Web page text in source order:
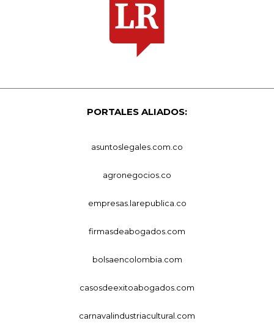
PORTALES ALIADOS:
asuntoslegales.com.co
agronegocios.co
empresas.larepublica.co
firmasdeabogados.com
bolsaencolombia.com
casosdeexitoabogados.com
carnavalindustriacultural.com